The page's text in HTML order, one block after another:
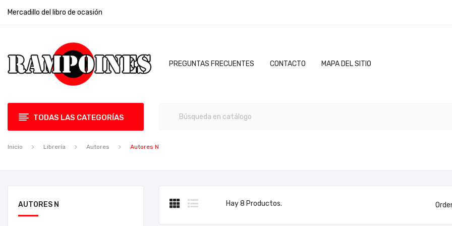
Mercadillo del libro de ocasión
PREGUNTAS FRECUENTES CONTACTO MAPA DEL SITIO
TODAS LAS CATEGORÍAS
Inicio Librería Autores Autores N
AUTORES N Hay 8 Productos.